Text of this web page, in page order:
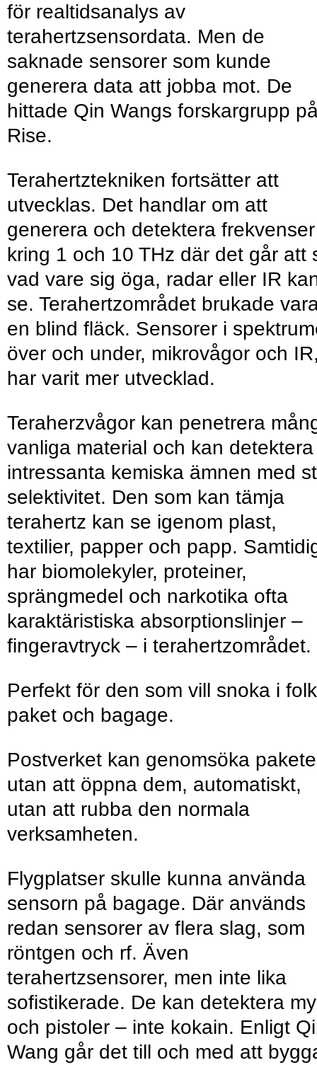
för realtidsanalys av
terahertzsensordata. Men de
saknade sensorer som kunde
generera data att jobba mot. De
hittade Qin Wangs forskargrupp
Rise.
Terahertztekniken fortsätter att
utvecklas. Det handlar om att
generera och detektera frekvenser
kring 1 och 10 THz där det går att
vad vare sig öga, radar eller IR
se. Terahertzområdet brukade
en blind fläck. Sensorer i
över och under, mikrovågor och
har varit mer utvecklad.
Teraherzvågor kan penetrera
vanliga material och kan detektera
intressanta kemiska ämnen med
selektivitet. Den som kan tämja
terahertz kan se igenom plast,
textilier, papper och papp.
har biomolekyler, proteiner,
sprängmedel och narkotika ofta
karaktäristiska absorptionslinjer –
fingeravtryck – i terahertzområdet.
Perfekt för den som vill snoka i
paket och bagage.
Postverket kan genomsöka
utan att öppna dem, automatiskt,
utan att rubba den normala
verksamheten.
Flygplatser skulle kunna använda
sensorn på bagage. Där används
redan sensorer av flera slag, som
röntgen och rf. Även
terahertzsensorer, men inte lika
sofistikerade. De kan detektera
och pistoler – inte kokain. Enligt
Wang går det till och med att